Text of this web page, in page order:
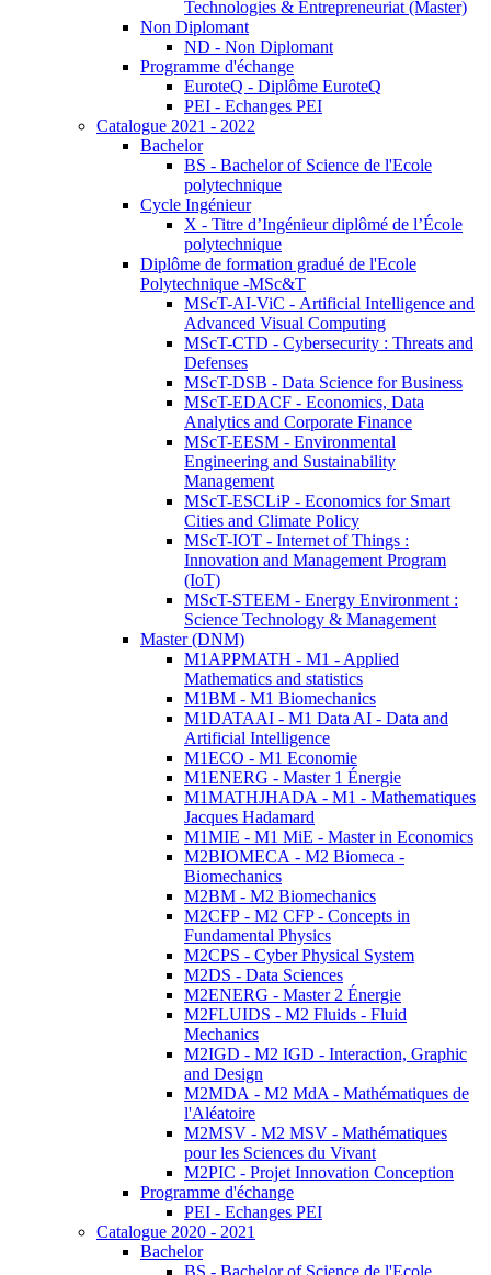
Technologies & Entrepreneuriat (Master)
Non Diplomant
ND - Non Diplomant
Programme d'échange
EuroteQ - Diplôme EuroteQ
PEI - Echanges PEI
Catalogue 2021 - 2022
Bachelor
BS - Bachelor of Science de l'Ecole
polytechnique
Cycle Ingénieur
X - Titre d’Ingénieur diplômé de l’École
polytechnique
Diplôme de formation gradué de l'Ecole
Polytechnique -MSc&T
MScT-AI-ViC - Artificial Intelligence and
Advanced Visual Computing
MScT-CTD - Cybersecurity : Threats and
Defenses
MScT-DSB - Data Science for Business
MScT-EDACF - Economics, Data
Analytics and Corporate Finance
MScT-EESM - Environmental
Engineering and Sustainability
Management
MScT-ESCLiP - Economics for Smart
Cities and Climate Policy
MScT-IOT - Internet of Things :
Innovation and Management Program
(IoT)
MScT-STEEM - Energy Environment :
Science Technology & Management
Master (DNM)
M1APPMATH - M1 - Applied
Mathematics and statistics
M1BM - M1 Biomechanics
M1DATAAI - M1 Data AI - Data and
Artificial Intelligence
M1ECO - M1 Economie
M1ENERG - Master 1 Énergie
M1MATHJHADA - M1 - Mathematiques
Jacques Hadamard
M1MIE - M1 MiE - Master in Economics
M2BIOMECA - M2 Biomeca -
Biomechanics
M2BM - M2 Biomechanics
M2CFP - M2 CFP - Concepts in
Fundamental Physics
M2CPS - Cyber Physical System
M2DS - Data Sciences
M2ENERG - Master 2 Énergie
M2FLUIDS - M2 Fluids - Fluid
Mechanics
M2IGD - M2 IGD - Interaction, Graphic
and Design
M2MDA - M2 MdA - Mathématiques de
l'Aléatoire
M2MSV - M2 MSV - Mathématiques
pour les Sciences du Vivant
M2PIC - Projet Innovation Conception
Programme d'échange
PEI - Echanges PEI
Catalogue 2020 - 2021
Bachelor
BS - Bachelor of Science de l'Ecole